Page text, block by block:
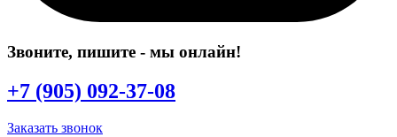
Звоните, пишите - мы онлайн!
+7 (905) 092-37-08
Заказать звонок